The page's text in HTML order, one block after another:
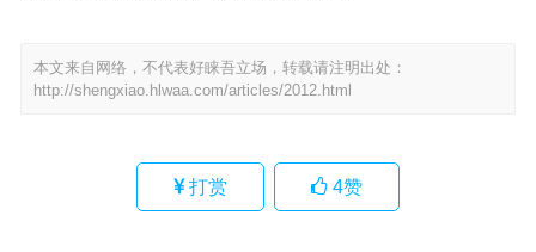
本文来自网络，不代表好睐吾立场，转载请注明出处：
http://shengxiao.hlwaa.com/articles/2012.html
打赏 4赞